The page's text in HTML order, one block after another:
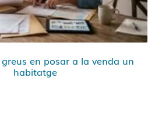
en posar a la venda un
habitatge